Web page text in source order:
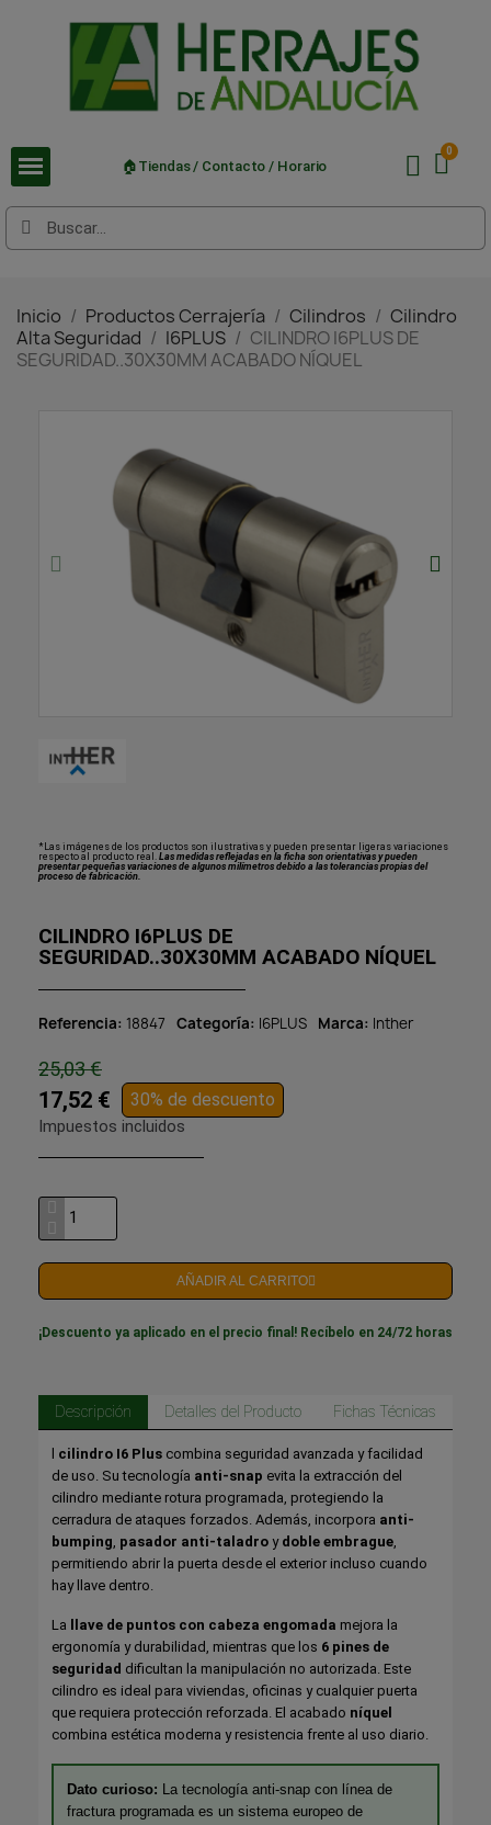
🏠Tiendas / Contacto / Horario
Inicio Productos Cerrajería Cilindros
Cilindro
Alta Seguridad
I6PLUS
CILINDRO I6PLUS DE
SEGURIDAD..30X30MM ACABADO NÍQUEL
*Las imágenes de los productos son ilustrativas y pueden presentar ligeras variaciones
respecto al producto real. Las medidas reflejadas en la ficha son orientativas y pueden
presentar pequeñas variaciones de algunos milímetros debido a las tolerancias propias del
proceso de fabricación.
CILINDRO I6PLUS DE
SEGURIDAD..30X30MM ACABADO NÍQUEL
Referencia 18847 Categoría I6PLUS Marca Inther
25,03 €
17,52 € 30% de descuento
Impuestos incluidos
AÑADIR AL CARRITO
¡Descuento ya aplicado en el precio final! Recíbelo en 24/72 horas
Descripción Detalles del Producto Fichas Técnicas
l cilindro I6 Plus combina seguridad avanzada y facilidad
de uso. Su tecnología anti-snap evita la extracción del
cilindro mediante rotura programada, protegiendo la
cerradura de ataques forzados. Además, incorpora anti-
bumping pasador anti-taladro y doble embrague
permitiendo abrir la puerta desde el exterior incluso cuando
hay llave dentro.
La llave de puntos con cabeza engomada mejora la
ergonomía y durabilidad, mientras que los 6 pines de
seguridad dificultan la manipulación no autorizada. Este
cilindro es ideal para viviendas, oficinas y cualquier puerta
que requiera protección reforzada. El acabado níquel
combina estética moderna y resistencia frente al uso diario.
Dato curioso: La tecnología anti-snap con línea de
fractura programada es un sistema europeo de